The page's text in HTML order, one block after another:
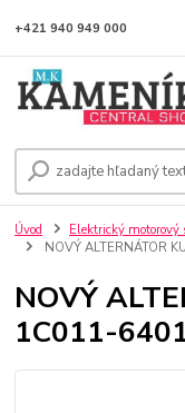
+421 940 949 000
Úvod Elektrický motorový
NOVÝ ALTERNÁTOR
NOVÝ
1C011-